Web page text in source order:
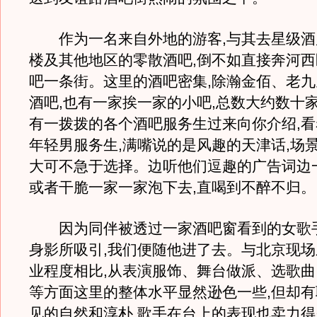
作为一名来自外地的游客,与其去星级酒
楼及其他地区的零散酒吧,倒不如直接奔河
吧一条街。这里的酒吧密集,除瀚金佰、老
酒吧,也有一家挨一家的小吧,总数大约数十
有一拨拨的各个酒吧服务生过来向你介绍,
年轻男服务生,满嘴说的是风趣的天津话,场
大可不急于选择。边听他们逗趣的广告词边
或者干脆一家一家泡下去,直喝到不醉不归。
因为同伴被透过一家酒吧窗看到的女歌
身影所吸引,我们便随他进了去。与北京现
业程度相比,从表演服饰、舞台做派、选歌
等方面这里的整体水平显然逊色一些,但却
见的自然和淳朴,歌手在台上的表现也卖力